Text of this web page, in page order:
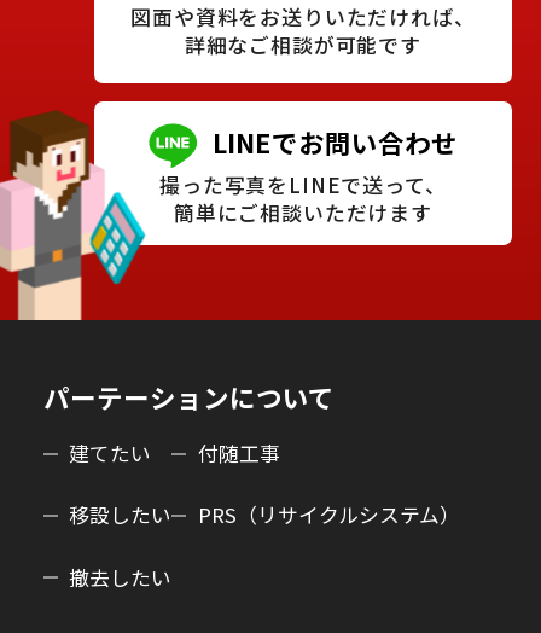
図面や資料をお送りいただければ、
詳細なご相談が可能です
LINEでお問い合わせ
撮った写真をLINEで送って、
簡単にご相談いただけます
パーテーションについて
建てたい
移設したい
撤去したい
付随工事
PRS（リサイクルシステム）